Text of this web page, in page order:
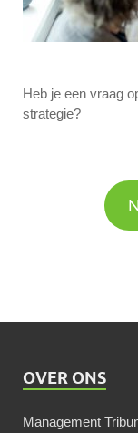
Heb je een vraag
strategie?
OVER ONS
Management